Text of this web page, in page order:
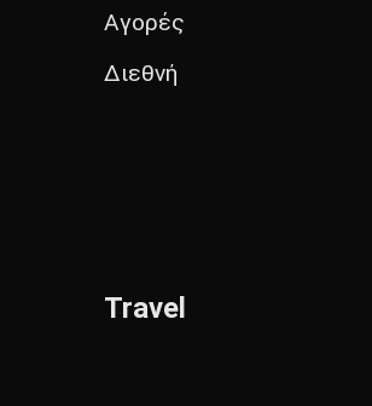
Αγορές
Διεθνή
Travel